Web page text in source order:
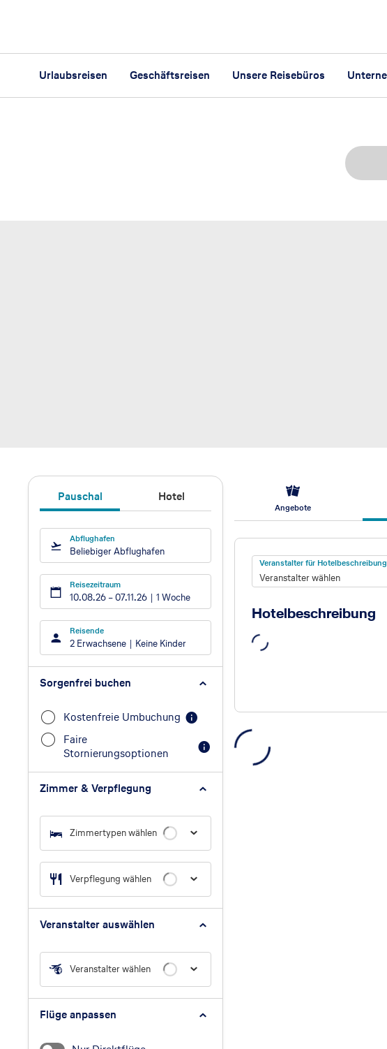
Urlaubsreisen Geschäftsreisen Unsere Reisebüros
Pauschal Hotel
Abflughafen
Beliebiger Abflughafen
Reisezeitraum
10.08.26 –07.11.26 1 Woche
Reisende
2 Erwachsene Keine Kinder
Sorgenfrei buchen
Kostenfreie Umbuchung
Faire
Stornierungsoptionen
Zimmer & Verpflegung
Zimmertypen wählen
Verpflegung wählen
Veranstalter auswählen
Veranstalter wählen
Flüge anpassen
Angebote
Veranstalter für
Veranstalter wählen
Hotelbeschreibung